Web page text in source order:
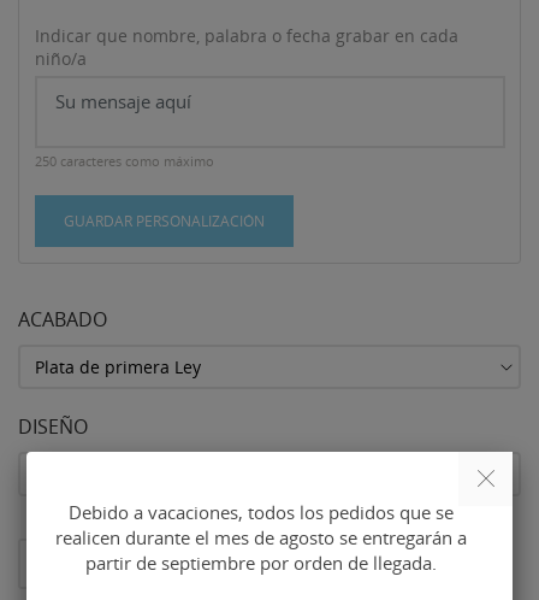
Indicar que nombre, palabra o fecha grabar en cada
niño/a
250 caracteres como máximo
GUARDAR PERSONALIZACIÓN
ACABADO
DISEÑO
AL CARRITO
Debido a vacaciones, todos los pedidos que se
realicen durante el mes de agosto se entregarán a
partir de septiembre por orden de llegada.